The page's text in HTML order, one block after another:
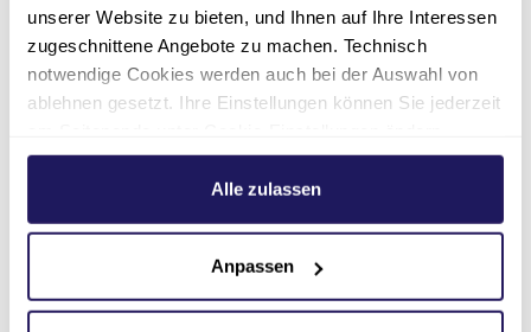
unserer Website zu bieten, und Ihnen auf Ihre Interessen
zugeschnittene Angebote zu machen. Technisch
notwendige Cookies werden auch bei der Auswahl von
ablehnen gesetzt. Ihre Einstellungen können Sie jederzeit
Weitere Informationen hierzu finden Sie in unserer
.Alle zulassen
Anpassen
Ansprechpartner*innen